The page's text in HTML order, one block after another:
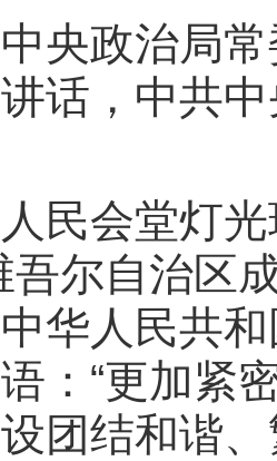
政治局常
话，中共
会堂灯光
吾尔自治区
华人民共
：“更加紧
团结和谐